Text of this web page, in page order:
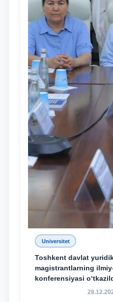
Universitet
Toshkent davlat
magistrantlarning
konferensiyasi